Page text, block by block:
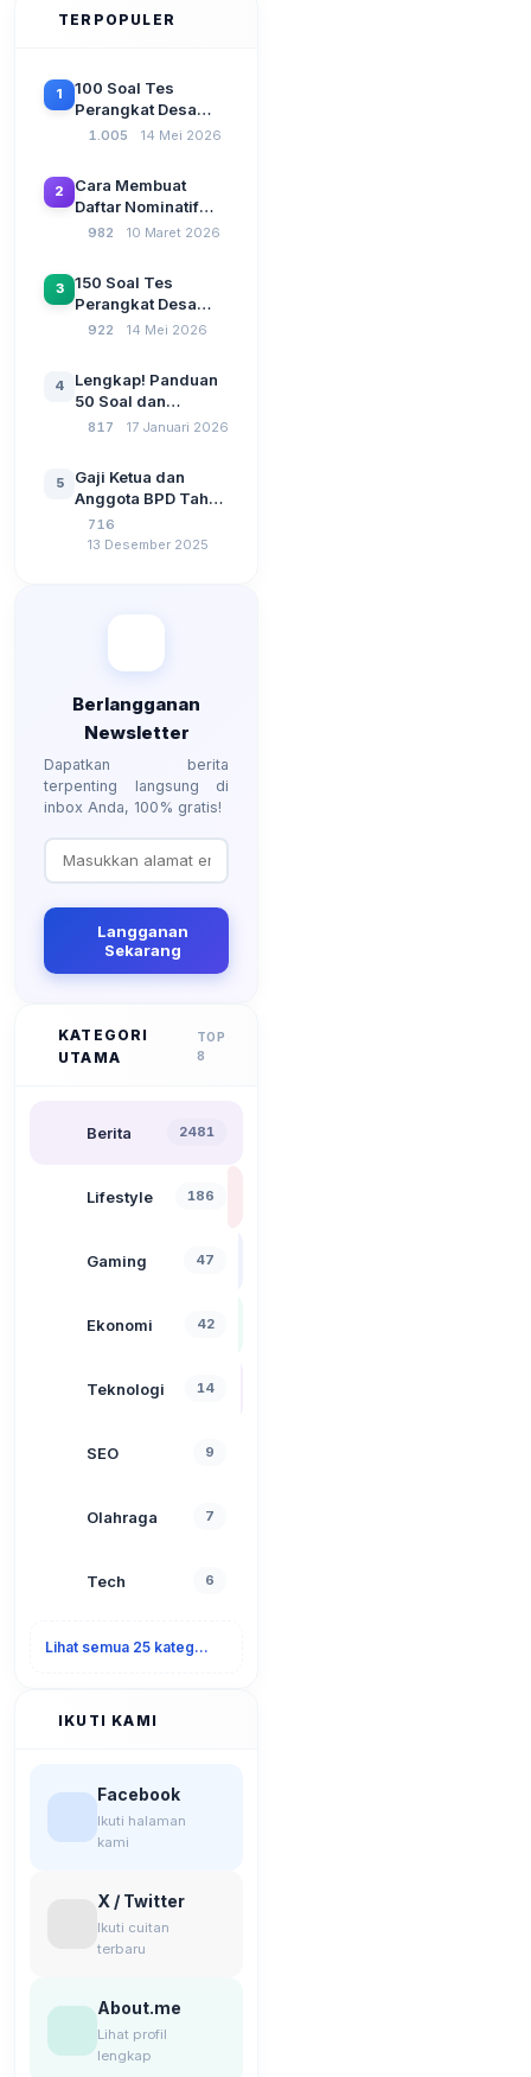
TERPOPULER
1
100 Soal Tes
Perangkat Desa
Terbaru 2026
CAT Berbasis UU
Desa No. 3 Tahun
2024
1.005 14 Mei 2026
2
Cara Membuat
Daftar Nominatif
Siltap di Aplikasi
SPP Pencairan
Dana Desa
982 10 Maret 2026
3
150 Soal Tes
Perangkat Desa
2026: Administrasi
Kebangsaan, dan
Komputer Beserta
Jawaban Paling
922 14 Mei 2026
4
Lengkap! Panduan
50 Soal dan
Jawaban Tes
Berdasarkan UU No
3 Tahun 2024
817 17 Januari 2026
5
Gaji Ketua dan
Anggota BPD Tahun
2026, Berapa
Besarannya? Ada
716
13 Desember 2025
Berlangganan
Newsletter
Dapatkan berita
terpenting langsung di
inbox Anda, 100% gratis!
Langganan
Sekarang
KATEGORI
UTAMA
TOP
8
Berita 2481
Lifestyle 186
Gaming 47
Ekonomi 42
Teknologi 14
SEO 9
Olahraga 7
Tech 6
Lihat semua 25 kategori
IKUTI KAMI
Facebook
Ikuti halaman
kami
X / Twitter
Ikuti cuitan
terbaru
About.me
Lihat profil
lengkap